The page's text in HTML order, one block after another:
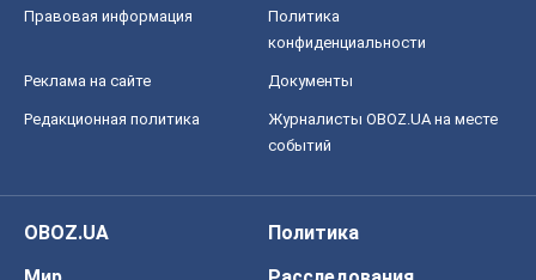
Правовая информация
Политика
конфиденциальности
Реклама на сайте Документы
Редакционная политика
Журналисты OBOZ.UA на месте
событий
OBOZ.UA
Политика